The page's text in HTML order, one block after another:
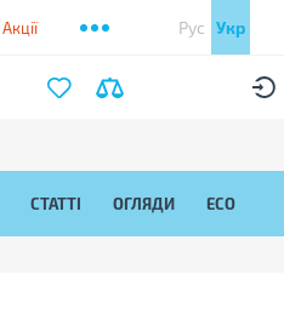
Акції Рус Укр
СТАТТІ ОГЛЯДИ ECO